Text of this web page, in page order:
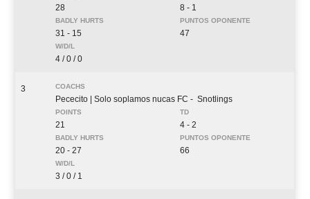
28 8 - 1
31 - 15 47
4 / 0 / 0
3
Pececito | Solo soplamos nucas FC - Snotlings
21 4 - 2
20 - 27 66
3 / 0 / 1